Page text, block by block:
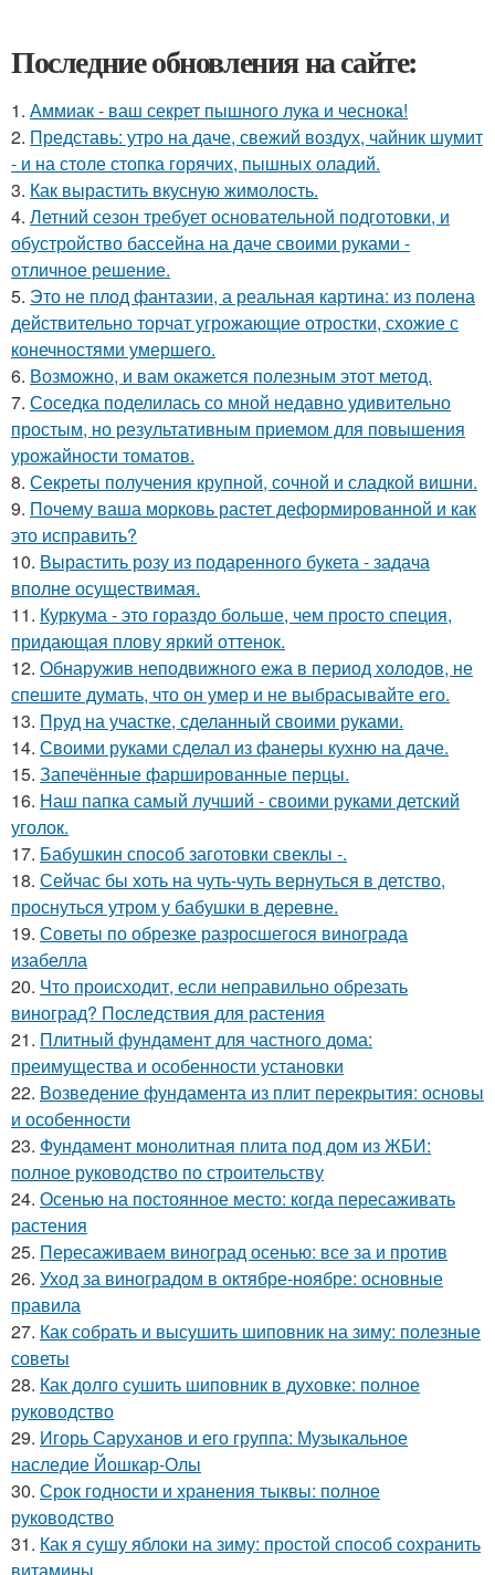
Последние обновления на сайте:
1. Аммиак - ваш секрет пышного лука и чеснока!
2. Представь: утро на даче, свежий воздух, чайник шумит
- и на столе стопка горячих, пышных оладий.
3. Как вырастить вкусную жимолость.
4. Летний сезон требует основательной подготовки, и
обустройство бассейна на даче своими руками -
отличное решение.
5. Это не плод фантазии, а реальная картина: из полена
действительно торчат угрожающие отростки, схожие с
конечностями умершего.
6. Возможно, и вам окажется полезным этот метод.
7. Соседка поделилась со мной недавно удивительно
простым, но результативным приемом для повышения
урожайности томатов.
8. Секреты получения крупной, сочной и сладкой вишни.
9. Почему ваша морковь растет деформированной и как
это исправить?
10. Вырастить розу из подаренного букета - задача
вполне осуществимая.
11. Куркума - это гораздо больше, чем просто специя,
придающая плову яркий оттенок.
12. Обнаружив неподвижного ежа в период холодов, не
спешите думать, что он умер и не выбрасывайте его.
13. Пруд на участке, сделанный своими руками.
14. Своими руками сделал из фанеры кухню на даче.
15. Запечённые фаршированные перцы.
16. Наш папка самый лучший - своими руками детский
уголок.
17. Бабушкин способ заготовки свеклы -.
18. Сейчас бы хоть на чуть-чуть вернуться в детство,
проснуться утром у бабушки в деревне.
19. Советы по обрезке разросшегося винограда
изабелла
20. Что происходит, если неправильно обрезать
виноград? Последствия для растения
21. Плитный фундамент для частного дома:
преимущества и особенности установки
22. Возведение фундамента из плит перекрытия: основы
и особенности
23. Фундамент монолитная плита под дом из ЖБИ:
полное руководство по строительству
24. Осенью на постоянное место: когда пересаживать
растения
25. Пересаживаем виноград осенью: все за и против
26. Уход за виноградом в октябре-ноябре: основные
правила
27. Как собрать и высушить шиповник на зиму: полезные
советы
28. Как долго сушить шиповник в духовке: полное
руководство
29. Игорь Саруханов и его группа: Музыкальное
наследие Йошкар-Олы
30. Срок годности и хранения тыквы: полное
руководство
31. Как я сушу яблоки на зиму: простой способ сохранить
витамины